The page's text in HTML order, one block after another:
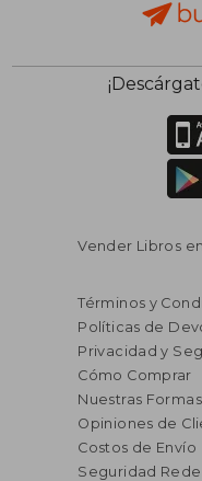
$
Vender Libros
Términos y
Políticas de
Privacidad y
Cómo Comprar
Nuestras
Opiniones de
Costos de Envío
Seguridad